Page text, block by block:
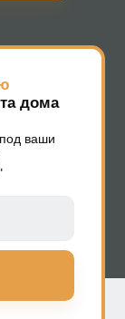
дома
ваши